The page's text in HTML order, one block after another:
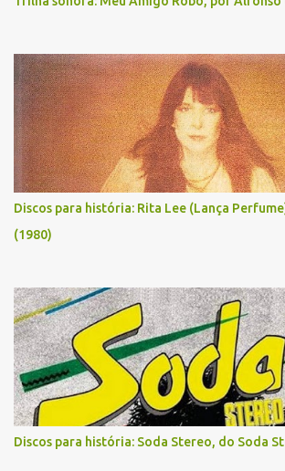
Discos para história: Rita Lee (Lança
(1980)
Discos para história: Soda Stereo, do Soda